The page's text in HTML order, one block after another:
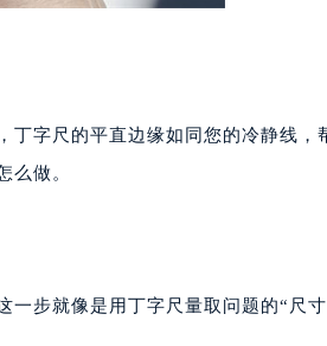
丁字尺的平直边缘如同您的冷静线，
么做。
一步就像是用丁字尺量取问题的“尺